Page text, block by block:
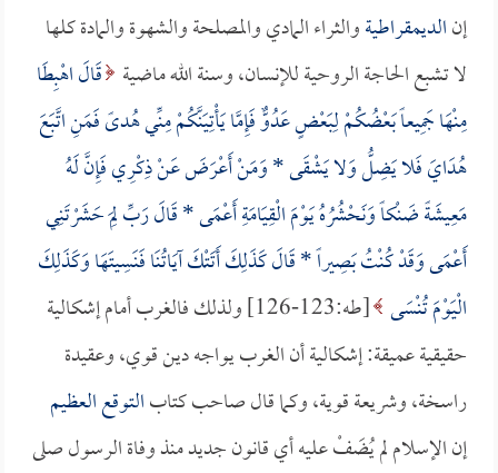
إنالديمقراطيةوالثراء المادي والمصلحة والشهوة والمادة كلها
لا تشبع الحاجة الروحية للإنسان، وسنة الله ماضية قَالَ اهْبِطَا
مِنْهَا جَمِيعاً بَعْضُكُمْ لِبَعْضٍ عَدُوٌّ فَإِمَّا يَأْتِيَنَّكُمْ مِنِّي هُدىً فَمَنِ اتَّبَعَ
هُدَايَ فَلا يَضِلُّ وَلا يَشْقَى * وَمَنْ أَعْرَضَ عَنْ ذِكْرِي فَإِنَّ لَهُ
مَعِيشَةً ضَنْكاً وَنَحْشُرُهُ يَوْمَ الْقِيَامَةِ أَعْمَى * قَالَ رَبِّ لِمَ حَشَرْتَنِي
أَعْمَى وَقَدْ كُنْتُ بَصِيراً * قَالَ كَذَلِكَ أَتَتْكَ آيَاتُنَا فَنَسِيتَهَا وَكَذَلِكَ
الْيَوْمَ تُنْسَى
[طه:123-126] ولذلك فالغرب أمام إشكالية
حقيقية عميقة: إشكالية أن الغرب يواجه دين قوي، وعقيدة
راسخة، وشريعة قوية، وكما قال صاحب كتابالتوقع العظيم
إن الإسلام لم يُضَفْ عليه أي قانون جديد منذ وفاة الرسول صلى